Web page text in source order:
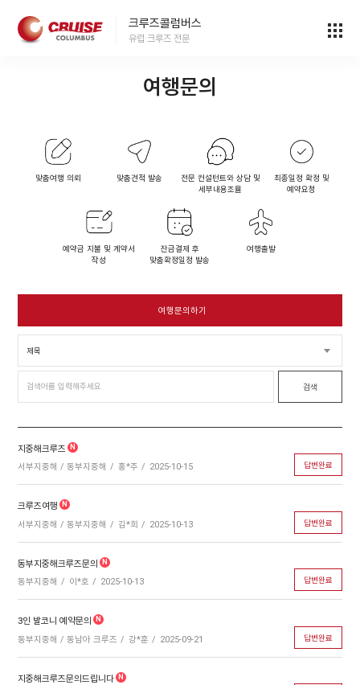
크루즈콜럼버스
유럽·크루즈 전문
여행문의
맞춤여행 의뢰 맞춤견적 발송
전문 컨설턴트와 상담 및
세부내용조율
최종일정 확정 및
예약요청
예약금 지불 및 계약서
작성
잔금결제 후
맞춤확정일정 발송
여행출발
여행문의하기
지중해크루즈
서부지중해 / 동부지중해 홍*주 답변완료
2025-10-15
크루즈여행
서부지중해 / 동부지중해 김*희 답변완료
2025-10-13
동부지중해크루즈문의
동부지중해 이*호 답변완료
2025-10-13
3인 발코니 예약문의
동부지중해 / 동남아 크루즈 강*훈 답변완료
2025-09-21
지중해크루즈문의드립니다